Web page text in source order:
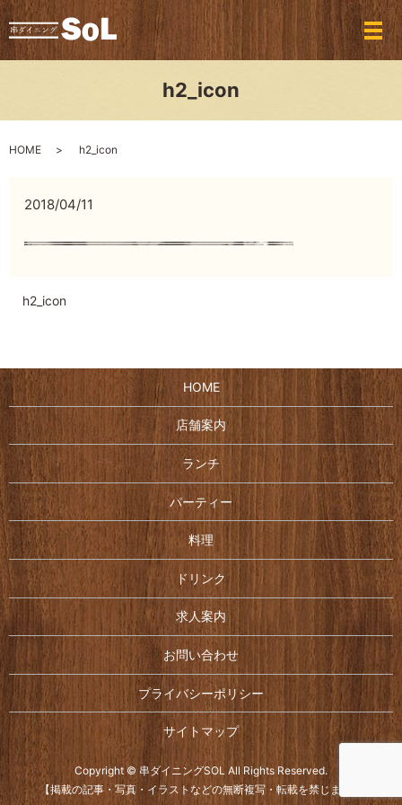
メ
h2_icon
HOME h2_icon
2018/04/11
h2_icon
HOME
店舗案内
ランチ
パーティー
料理
ドリンク
求人案内
お問い合わせ
プライバシーポリシー
サイトマップ
Copyright © 串ダイニングSOL All Rights Reserved.
【掲載の記事・写真・イラストなどの無断複写・転載を禁じます】